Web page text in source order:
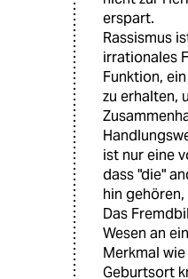
erspart.
Rassismus
irrationales
Funktion,
zu erhalten,
ist nur eine
dass "die"
hin
Das
Wesen an
Merkmal
Geburtsort